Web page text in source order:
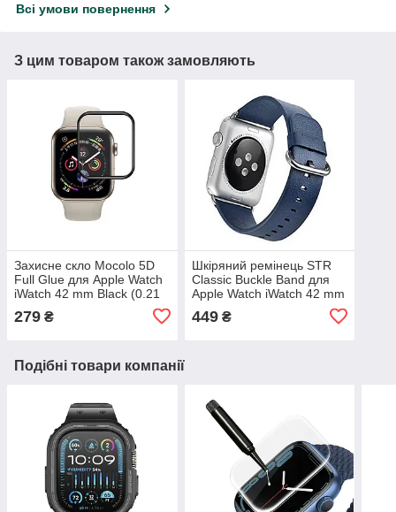
Всі умови повернення
З цим товаром також замовляють
Захисне скло Mocolo 5D
Full Glue для Apple Watch
iWatch 42 mm Black (0.21
279 ₴
Шкіряний ремінець STR
Classic Buckle Band для
Apple Watch iWatch 42 mm
449₴
Подібні товари компанії